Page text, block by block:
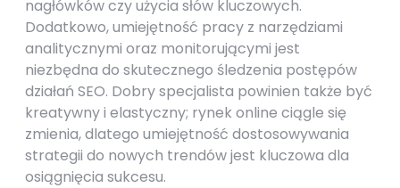
nagłówków czy użycia słów kluczowych.
Dodatkowo, umiejętność pracy z narzędziami
analitycznymi oraz monitorującymi jest
niezbędna do skutecznego śledzenia postępów
działań SEO. Dobry specjalista powinien także być
kreatywny i elastyczny; rynek online ciągle się
zmienia, dlatego umiejętność dostosowywania
strategii do nowych trendów jest kluczowa dla
osiągnięcia sukcesu.